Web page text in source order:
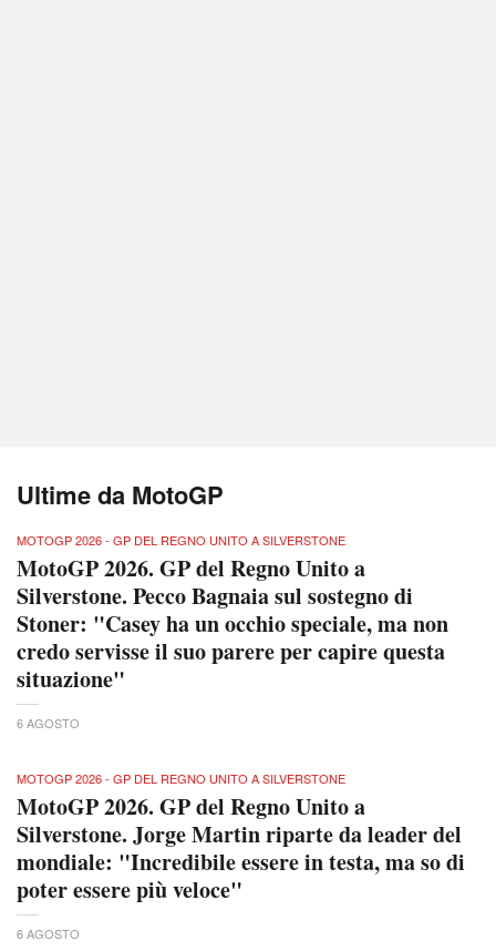
Ultime da MotoGP
MOTOGP 2026 - GP DEL REGNO UNITO A SILVERSTONE
MotoGP 2026. GP del Regno Unito a
Silverstone. Pecco Bagnaia sul sostegno di
Stoner: "Casey ha un occhio speciale, ma non
credo servisse il suo parere per capire questa
situazione"
6 AGOSTO
MOTOGP 2026 - GP DEL REGNO UNITO A SILVERSTONE
MotoGP 2026. GP del Regno Unito a
Silverstone. Jorge Martin riparte da leader del
mondiale: "Incredibile essere in testa, ma so di
poter essere più veloce"
6 AGOSTO